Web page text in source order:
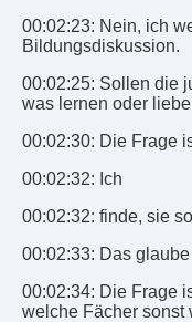
00:02:23: Nein, ich
Bildungsdiskussion.
00:02:25: Sollen die
was lernen oder
00:02:30: Die Frage
00:02:32: Ich
00:02:32: finde, sie
00:02:33: Das
00:02:34: Die Frage
welche Fächer sonst